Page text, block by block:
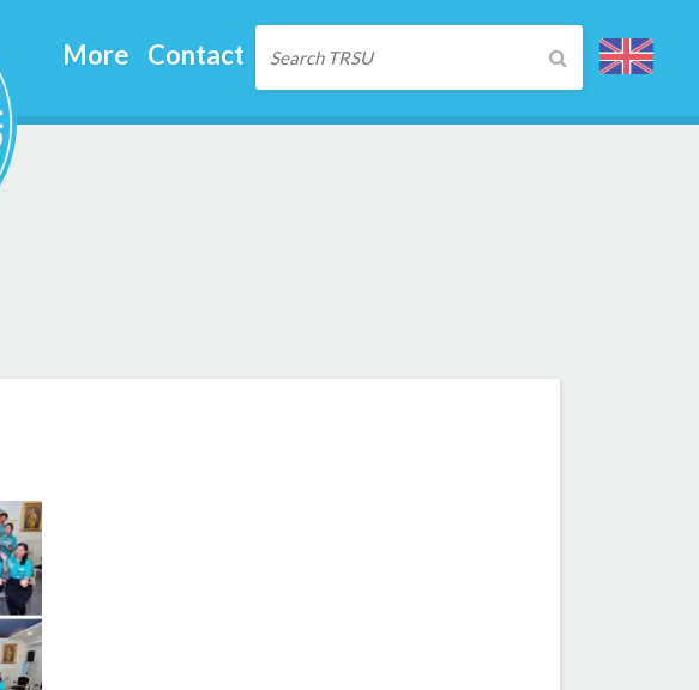
More Contact